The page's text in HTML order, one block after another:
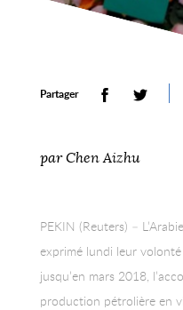
Partager
par Chen Aizhu
PEKIN (Reuters) –
exprimé lundi leur
jusqu’en mars 2018,
production pétrolière en